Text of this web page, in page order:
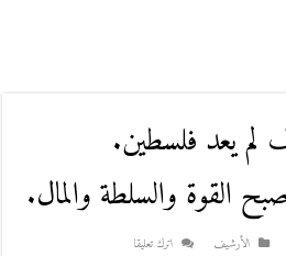
لم يعد فلسطين.
القوة والسلطة والمال.
اﻷرشيف اترك تعليقا